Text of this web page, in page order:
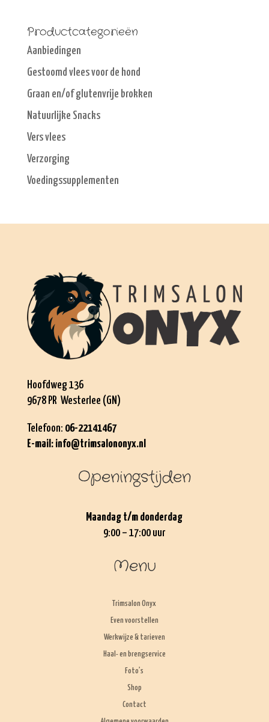
Productcategorieën
Aanbiedingen
Gestoomd vlees voor de hond
Graan en/of glutenvrije brokken
Natuurlijke Snacks
Vers vlees
Verzorging
Voedingssupplementen
Hoofdweg 136
9678 PR Westerlee (GN)
Telefoon: 06-22141467
E-mail: info@trimsalononyx.nl
Openingstijden
Maandag t/m donderdag
9:00 – 17:00 uur
Menu
Trimsalon Onyx
Even voorstellen
Werkwijze & tarieven
Haal- en brengservice
Foto’s
Shop
Contact